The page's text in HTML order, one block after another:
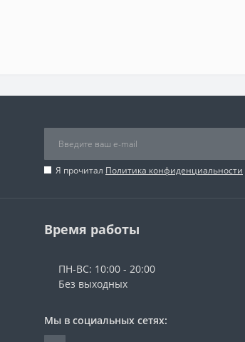
Я прочитал Политика конфиденциальности
Время работы
ПН-ВС: 10:00 - 20:00
Без выходных
Мы в социальных сетях: